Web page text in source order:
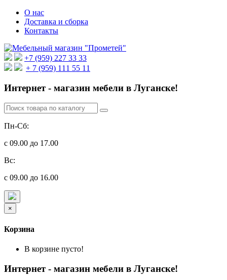
О нас
Доставка и сборка
Контакты
+7 (959) 227 33 33
+ 7 (959) 111 55 11
Интернет - магазин мебели в Луганске!
Пн-Сб:
с 09.00 до 17.00
Вс:
с 09.00 до 16.00
×
Корзина
В корзине пусто!
Интернет - магазин мебели в Луганске!